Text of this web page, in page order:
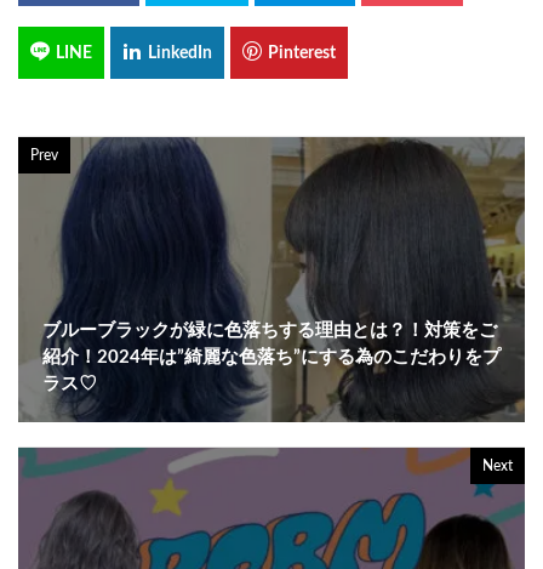
Prev
ブルーブラックが緑に色落ちする理由とは？！対策をご
紹介！2024年は”綺麗な色落ち”にする為のこだわりをプ
ラス♡
Next